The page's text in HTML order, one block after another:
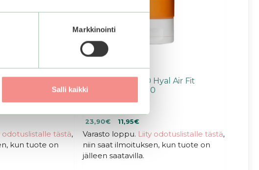
Markkinointi
Salli kaikki
odotuslistalle tästä,
kun tuote on
Some By Mi | V10 Hyal Air Fit
Sunscreen SPF50
0
5
:
s
ä
Alkuperäinen
hinta
23,90€.
23,90€Nykyinen
hinta
on:
23,90€.
11,95€
Varasto loppu. Liity odotuslistalle tästä,
niin saat ilmoituksen, kun tuote on
jälleen saatavilla.